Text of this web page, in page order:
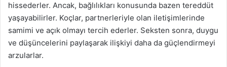
hissederler. Ancak, bağlılıkları konusunda bazen tereddüt
yaşayabilirler. Koçlar, partnerleriyle olan iletişimlerinde
samimi ve açık olmayı tercih ederler. Seksten sonra, duygu
ve düşüncelerini paylaşarak ilişkiyi daha da güçlendirmeyi
arzularlar.